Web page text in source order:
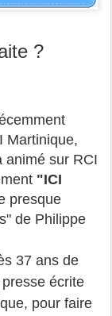
?
Martinique,
animé sur RCI
"ICI
presque
de Philippe
37 ans de
écrite
pour faire